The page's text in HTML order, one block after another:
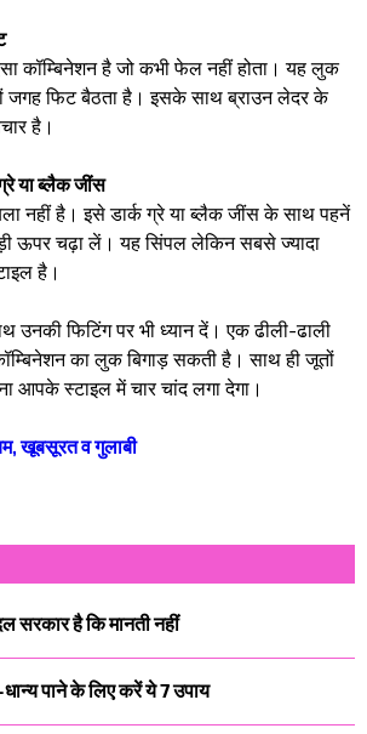
कॉम्बिनेशन है जो कभी फेल नहीं होता। यह लुक
जगह फिट बैठता है। इसके साथ ब्राउन लेदर के
है।
या ब्लैक जींस
नहीं है। इसे डार्क ग्रे या ब्लैक जींस के साथ पहनें
ऊपर चढ़ा लें। यह सिंपल लेकिन सबसे ज्यादा
है।
फिटिंग पर भी ध्यान दें। एक ढीली-ढाली
का लुक बिगाड़ सकती है। साथ ही जूतों
आपके स्टाइल में चार चांद लगा देगा।
खूबसूरत व गुलाबी
सरकार है कि मानती नहीं
पाने के लिए करें ये 7 उपाय